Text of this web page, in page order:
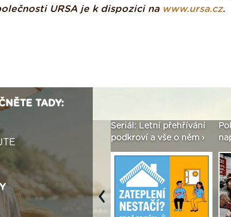
URSA je k dispozici na www.ursa.cz.
TADY:
seženeme! ›
Seriál: Letní přehřívání
podkroví a vše o něm ›
Previous